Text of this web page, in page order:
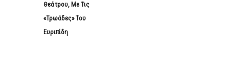
Θεάτρου, Με Τις
«Τρωάδες» Του
Ευριπίδη